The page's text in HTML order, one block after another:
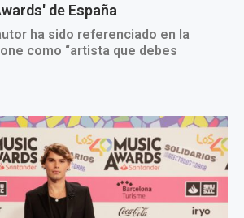
de España
ha sido referenciado en la
como “artista que debes